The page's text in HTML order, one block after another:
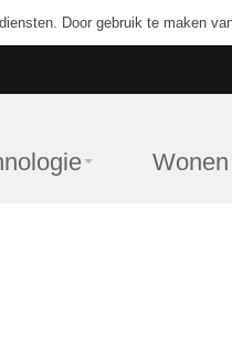
Door gebruik te maken
Wonen